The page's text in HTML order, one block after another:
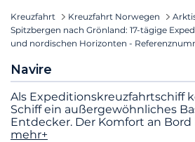
Kreuzfahrt Kreuzfahrt Norwegen
Spitzbergen nach Grönland: 17-tägige
und nordischen Horizonten -
Navire
Als Expeditionskreuzfahrtschiff
Schiff ein außergewöhnliches
Entdecker. Der Komfort an
mehr+